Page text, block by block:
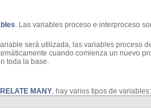
. Las variables proceso e interproceso
será utilizada, las variables proceso
cuando comienza un nuevo
toda la base.
RELATE MANY, hay varios tipos de variables: